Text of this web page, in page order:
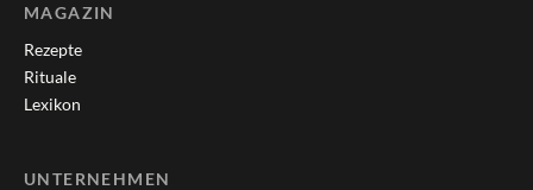
MAGAZIN
Rezepte
Rituale
Lexikon
UNTERNEHMEN